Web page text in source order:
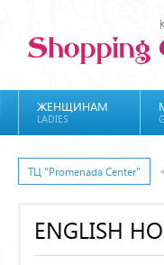
ЖЕНЩИНАМ
LADIES
ТЦ "Promenada Center"
ENGLISH